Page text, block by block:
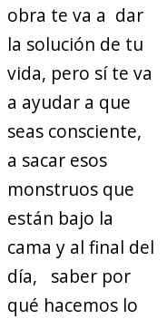
obra te va a dar
la solución de tu
vida, pero sí te va
a ayudar a que
seas consciente,
a sacar esos
monstruos que
están bajo la
cama y al final del
día, saber por
qué hacemos lo